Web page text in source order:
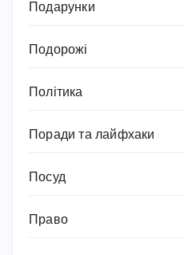
Подарунки
Подорожі
Політика
Поради та лайфхаки
Посуд
Право